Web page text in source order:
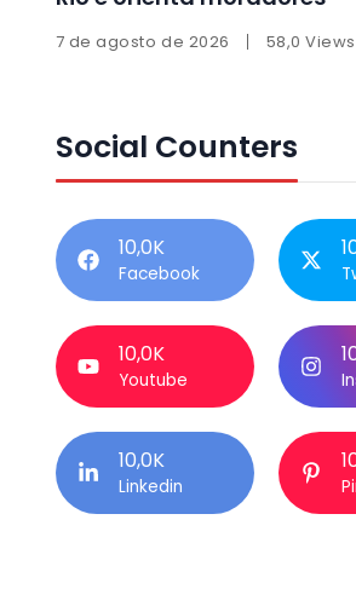
7 de agosto de 2026 58,0 Views
Social Counters
10,0K
Facebook
10,0K
Youtube
10,0K
Linkedin